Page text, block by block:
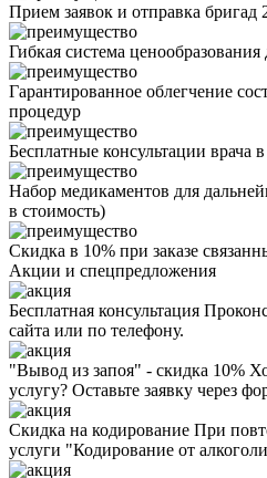
Прием заявок и отправка бригад
Гибкая система
Гарантированное облегчение
процедур
Бесплатные консультации врача
Набор медикаментов для
в стоимость)
Скидка в 10% при заказе
Акции и спецпредложения
Бесплатная консультация
сайта или по телефону.
"Вывод из запоя" - скидка 10%
услугу? Оставьте заявку через
Скидка на кодирование При
услуги "Кодирование от